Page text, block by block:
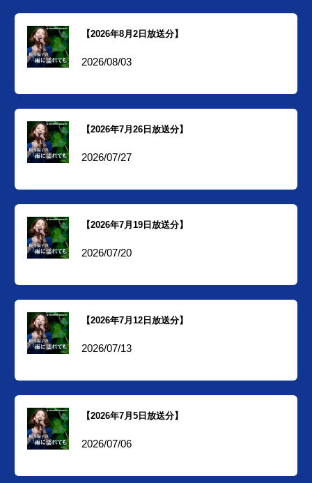
【2026年8月2日放送分】
2026/08/03
【2026年7月26日放送分】
2026/07/27
【2026年7月19日放送分】
2026/07/20
【2026年7月12日放送分】
2026/07/13
【2026年7月5日放送分】
2026/07/06